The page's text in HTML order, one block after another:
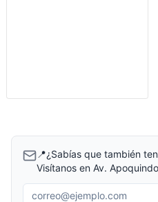
📍¿Sabías que también
Visítanos en Av.
Correo electrónico